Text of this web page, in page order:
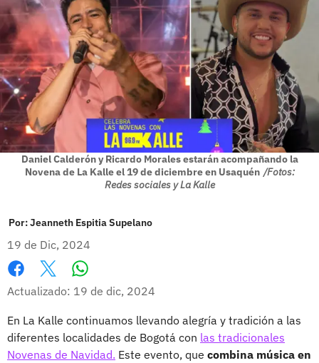
Daniel Calderón y Ricardo Morales estarán acompañando la
Novena de La Kalle el 19 de diciembre en Usaquén /Fotos:
Redes sociales y La Kalle
Por:Jeanneth Espitia Supelano
19 de Dic, 2024
Facebook
X
Actualizado: 19 de dic, 2024
En La Kalle continuamos llevando alegría y tradición a las
diferentes localidades de Bogotá con las tradicionales
Novenas de Navidad. Este evento, que combina música en